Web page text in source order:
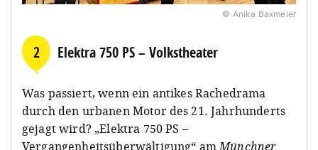
© Anika Baxmeier
2 Elektra 750 PS – Volkstheater
Was passiert, wenn ein antikes Rachedrama
durch den urbanen Motor des 21. Jahrhunderts
gejagt wird? „Elektra 750 PS –
Vergangenheitsüberwältigung“ amMünchner